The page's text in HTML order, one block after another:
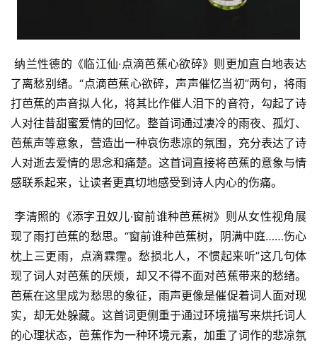
纳兰性德的《临江仙·点滴芭蕉心欲碎》则更加直白地表达
了离愁别绪。“点滴芭蕉心欲碎，声声催忆当初”两句，将雨
打芭蕉的声音拟人化，将其比作催人泪下的音符，勾起了诗
人对往昔甜蜜爱情的回忆。整首词通过凄冷的雨夜、孤灯、
芭蕉声等意象，营造出一种哀伤悲凉的氛围，充分表达了诗
人对逝去爱情的思念和痛楚。这首词直接将芭蕉的意象与情
感联系起来，让读者更真切地感受到诗人内心的伤痛。
李清照的《添字丑奴儿·窗前谁种芭蕉树》则从女性视角展
现了雨打芭蕉的愁思。“窗前谁种芭蕉树，阴满中庭……伤心
枕上三更雨，点滴霖霪。愁损北人，不惯起来听”这几句体
现了词人对芭蕉的厌烦，却又不得不面对芭蕉带来的愁绪。
芭蕉在这里成为愁思的象征，雨声更像是催促着词人面对现
实，却无处躲藏。这首词更侧重于通过环境描写来烘托词人
的心理状态，芭蕉作为一种环境元素，加重了词作的悲凉氛